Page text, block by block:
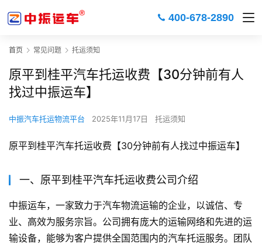
400-678-2890
首页 常见问题 托运须知
原平到桂平汽车托运收费【30分钟前有人
找过中振运车】
中振汽车托运物流平台 2025年11月17日 托运须知
原平到桂平汽车托运收费【30分钟前有人找过中振运车】
一、原平到桂平汽车托运收费公司介绍
中振运车，一家致力于汽车物流运输的企业，以诚信、专
业、高效为服务宗旨。公司拥有庞大的运输网络和先进的运
输设备，能够为客户提供全国范围内的汽车托运服务。团队